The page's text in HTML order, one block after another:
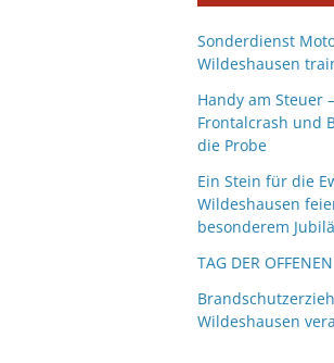
Sonderdienst
Wildeshausen
Handy am Steuer
Frontalcrash und
die Probe
Ein Stein für die
Wildeshausen
besonderem
TAG DER
Wildeshausen